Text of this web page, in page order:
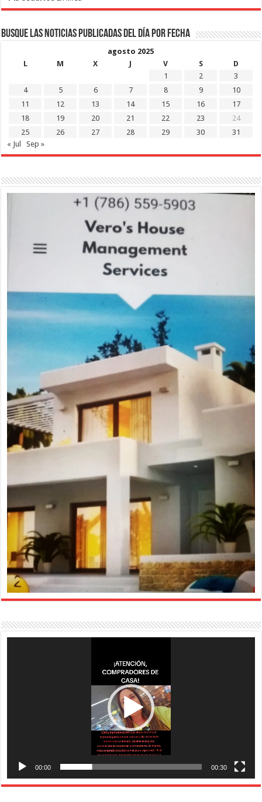
Busque las noticias publicadas del día por fecha
agosto 2025
L
M X J V S
D
1
2
3
4
5 6 7 8 9
10
11
12 13 14 15 16
17
18
19 20 21 22 23
24
25
26 27 28 29 30
31
« Jul
Sep »
00:00 00:30